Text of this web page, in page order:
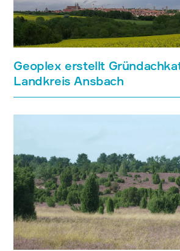
Geoplex erstellt
Landkreis Ansbach